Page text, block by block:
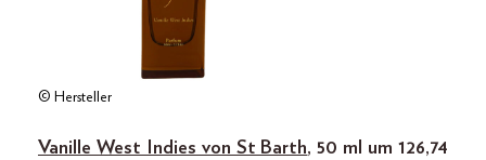
© Hersteller
Vanille West Indies von St Barth, 50 ml um 126,74